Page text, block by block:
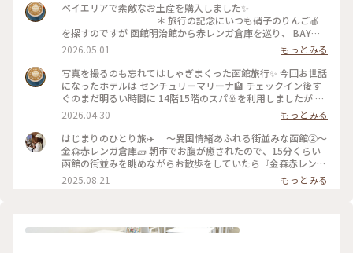
ベイエリアで素敵なお土産を購入しました✨
＊ 旅行の記念にいつも硝子のりんご🍎
を探すのですが 函館明治館から赤レンガ倉庫を巡り、 BAYは
こだて内、瑠璃工房さんで すり硝子とレースのりんごオブジ
ェに出会いました✨ お隣りのフクロウ🦉さんは 先日、小岩井
農場で出会いましたが、函館にも居ました😁
＊ そして、赤レンガ倉庫柄のポーチも🎵
初日に気になって見てたのですが購入には至らず… 次の日にな
り、やっぱり欲しい✨と 再びベイエリアへ🤪 買わなかったら
きっと後悔してた💦 そのくらいお気に入りになりました✨
＊ 写真たてに入れてあるのは センチュリ
ーマリーナのお土産屋さんで購入したポストカードです。 お部
屋の一角が函館になりました✨ ＊ #ちいさ
な列車旅
2026.05.01
もっとみる
写真を撮るのも忘れてはしゃぎまくった函館旅行✨ 今回お世話
になったホテルは センチュリーマリーナ🏨 チェックイン後す
ぐのまだ明るい時間に 14階15階のスパ♨️を利用しましたが 眺
めがサイコーでした🤗 15階の開放感溢れる露天風呂に、14階
のあつ湯は まだ肌寒い函館の春を歩いた体をしっかりほぐし
て😌 海や函館山を眺めながらの♨️至福✨ 夜は館内のジンギス
カン料理のお店を利用しました。 個室で楽しめるのでお酒🍻
も進みます⤴︎⤴︎ チェックイン前に金森赤レンガ倉庫のビアホ
ールで すでに2杯飲んでいましたが🤣 そして、噂に名高いセン
チュリーマリーナの朝食✨ 端から端まで見れないほどのものす
に欠けますが、本当にオススメのホテルです❗️
2026.04.30
もっとみる
はじまりのひとり旅✈️ 〜異国情緒あふれる街並みな函館②〜
金森赤レンガ倉庫🧱 朝市でお腹が癒されたので、15分くらい
函館の街並みを眺めながらお散歩をしていたら『金森赤レンガ
倉庫』に到着🗽 港に並ぶ赤レンガの倉庫は明治時代に建造さ
れ、歴史を感じさせられる外観と「函館ヒストリープラザ」
施設でした☺️ ＊函館煉瓦工場 ◦赤瓦コースター ◦アロマ
2025.08.21 もっとみる